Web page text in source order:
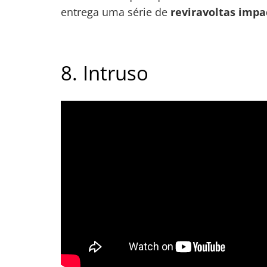
entrega uma série de reviravoltas
8. Intruso